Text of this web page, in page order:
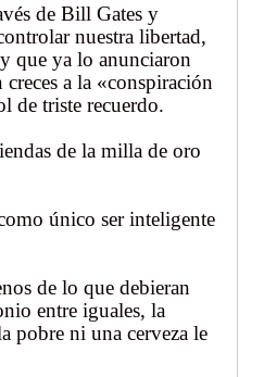
de Bill Gates y
nuestra libertad,
que ya lo anunciaron
a la «conspiración
de triste recuerdo.
de la milla de oro
único ser inteligente
de lo que debieran
entre iguales, la
pobre ni una cerveza le